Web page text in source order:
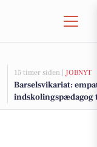
15 timer siden | JOBNYT
Barselsvikariat:
indskolingspædagog
for autisme-elever i